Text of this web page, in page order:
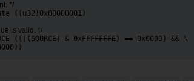
*/
((u32)0x00000001)
is valid. */
((((SOURCE) & 0xFFFFFFFE) == 0x0000) && \